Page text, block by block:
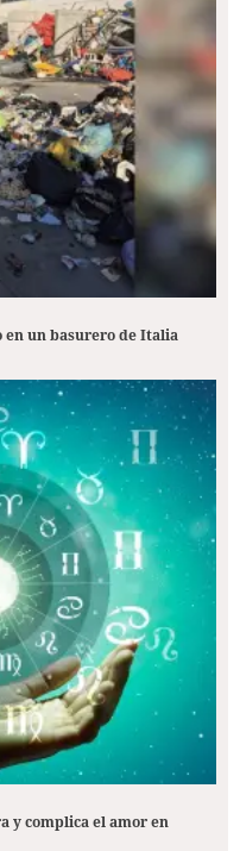
un basurero de Italia
y complica el amor en